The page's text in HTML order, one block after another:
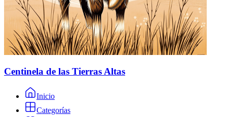
Centinela de las Tierras Altas
Inicio
Categorías